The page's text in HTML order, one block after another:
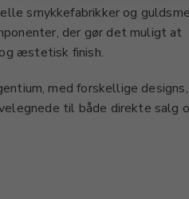
smykkefabrikker og
der gør det muligt at
æstetisk finish.
med forskellige designs,
til både direkte salg